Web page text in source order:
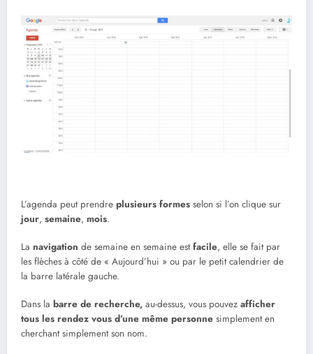
L’agenda peut prendre plusieurs formes selon si l’on clique sur
jour, semaine, mois.
La navigation de semaine en semaine estfacile, elle se fait par
les flèches à côté de « Aujourd’hui » ou par le petit calendrier de
la barre latérale gauche.
Dans la barre de recherche, au-dessus, vous pouvez afficher
tous les rendez vous d’une même personne simplement en
cherchant simplement son nom.